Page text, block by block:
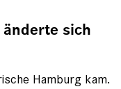
sich
Hamburg kam.